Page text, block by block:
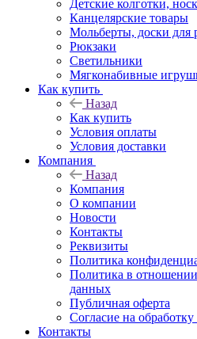
Детские колготки,
Канцелярские товары
Мольберты, доски для
Рюкзаки
Светильники
Мягконабивные
Как купить
Назад
Как купить
Условия оплаты
Условия доставки
Компания
Назад
Компания
О компании
Новости
Контакты
Реквизиты
Политика
Политика в
данных
Публичная оферта
Согласие на
Контакты